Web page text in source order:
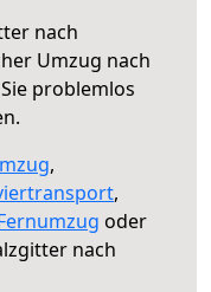
nach
Umzug nach
problemlos
,
,
oder
nach